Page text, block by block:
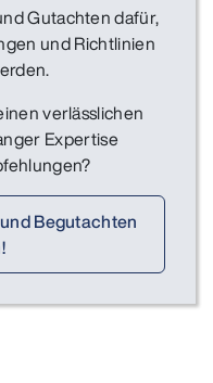
Gutachten dafür,
und Richtlinien
verlässlichen
Expertise
Begutachten